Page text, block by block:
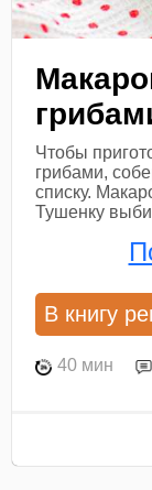
Чтобы
грибами,
списку.
Тушенку
В книгу
40 мин